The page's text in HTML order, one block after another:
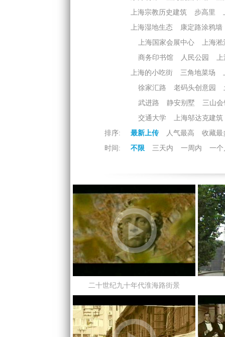
上海宗教历史建筑
步高里
上海湿地生态
康定路涂鸦墙
上海国家会展中心
上海淞
商务印书馆
人民公园
上
上海的小吃街
三角地菜场
徐家汇路
老码头创意园
武进路
静安别墅
三山会
交通大学
上海邬达克建筑
排序:
最新上传 人气最高
收藏最
时间:
不限 三天内 一周内 一个
二十世纪九十年代淮海路街景